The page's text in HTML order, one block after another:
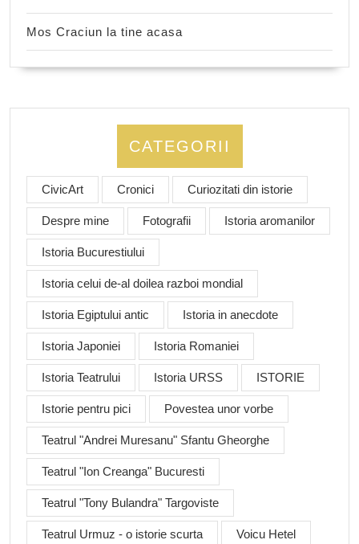
Mos Craciun la tine acasa
CATEGORII
CivicArt Cronici Curiozitati din istorie
Despre mine Fotografii Istoria aromanilor
Istoria Bucurestiului
Istoria celui de-al doilea razboi mondial
Istoria Egiptului antic Istoria in anecdote
Istoria Japoniei Istoria Romaniei
Istoria Teatrului Istoria URSS ISTORIE
Istorie pentru pici Povestea unor vorbe
Teatrul "Andrei Muresanu" Sfantu Gheorghe
Teatrul "Ion Creanga" Bucuresti
Teatrul "Tony Bulandra" Targoviste
Teatrul Urmuz - o istorie scurta Voicu Hetel